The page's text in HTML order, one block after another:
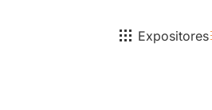
Expositores